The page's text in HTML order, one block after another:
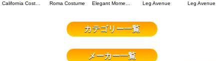
California Costumes
Roma Costume
Elegant Moments
Leg Avenue
Leg Avenue
カテゴリー一覧
メーカー一覧